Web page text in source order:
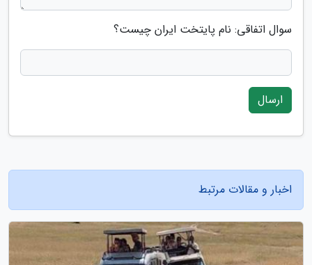
سوال اتفاقی: نام پایتخت ایران چیست؟
ارسال
اخبار و مقالات مرتبط